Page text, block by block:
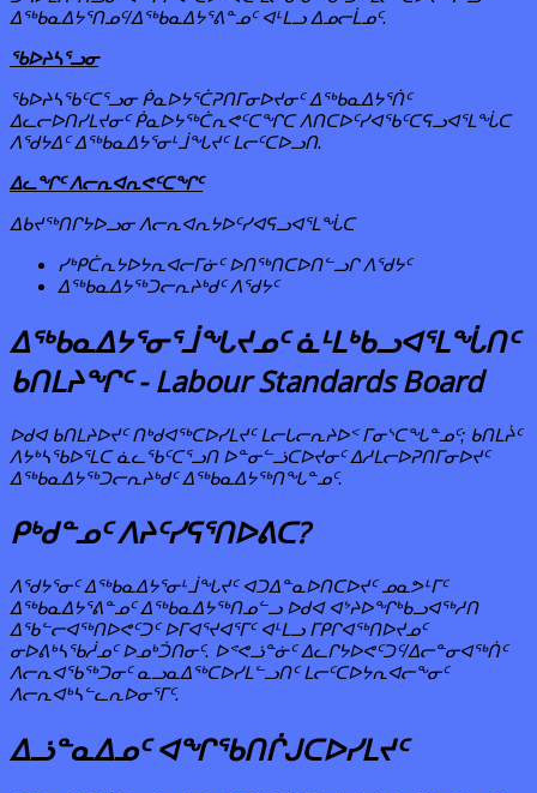
ᐃᖅᑲᓇᐃᔭᕐᑎᓄᑦ/ᐃᖅᑲᓇᐃᔭᕐᕕᓐᓄᑦ ᐊᒻᒪᓗ ᐃᓄᓕᒫᓄᑦ.
ᖃᐅᔨᓴᕐᓗᓂ
ᖃᐅᔨᓴᖃᑦᑕᕐᓗᓂ ᑮᓇᐅᔭᕐᑖᕈᑎᒥᓂᐅᔪᓂᑦ ᐃᖅᑲᓇᐃᔭᕐᑏᑦ
ᐃᓚᓕᐅᑎᓯᒪᔪᓂᑦ ᑮᓇᐅᔭᖅᑖᕆᕙᑦᑕᖏᑕ ᐱᑎᑕᐅᑦᓯᐊᖃᑦᑕᕋᓗᐊᕐᒪᖔᑕ
ᐱᖁᔭᐃᑦ ᐃᖅᑲᓇᐃᔭᕐᓂᒻᒨᖓᔪᑦ ᒪᓕᑦᑕᐅᓗᑎ.
ᐃᓚᖏᑦ ᐱᓕᕆᐊᕆᕙᑦᑕᖏᑦ
ᐃᑲᔪᖅᑎᒋᔭᐅᓗᓂ ᐱᓕᕆᐊᕆᔭᐅᑦᓯᐊᕋᓗᐊᕐᒪᖔᑕ
ᓯᒃᑭᑖᕆᔭᐅᔭᕆᐊᓕᒥᓃᑦ ᐅᑎᖅᑎᑕᐅᑎᓪᓗᒋ ᐱᖁᔭᑦ
ᐃᖅᑲᓇᐃᔭᖅᑐᓕᕆᔨᒃᑯᑦ ᐱᖁᔭᑦ
ᐃᖅᑲᓇᐃᔭᕐᓂᕐᒨᖓᔪᓄᑦ ᓈᒻᒪᒃᑲᓗᐊᕐᒪᖔᑎᑦ
ᑲᑎᒪᔨᖏᑦ- Labour Standards Board
ᐅᑯᐊ ᑲᑎᒪᔨᐅᔪᑦ ᑎᒃᑯᐊᖅᑕᐅᓯᒪᔪᑦ ᒪᓕᒐᓕᕆᔨᐅᑉ ᒥᓂᔅᑕᖓᓐᓄᑦ; ᑲᑎᒪᔩᑦ
ᐱᔭᒃᓴᖃᐅᕐᒪᑕ ᓈᓚᖃᑦᑕᕐᓗᑎ ᐅᓐᓂᓪᓘᑕᐅᔪᓂᑦ ᐃᓱᒪᓕᐅᕈᑎᒥᓂᐅᔪᑦ
ᐃᖅᑲᓇᐃᔭᖅᑐᓕᕆᔨᒃᑯᑦ ᐃᖅᑲᓇᐃᔭᖅᑎᖓᓐᓄᑦ.
ᑭᒃᑯᓐᓄᑦ ᐱᔨᑦᓯᕋᕐᑎᐅᕕᑕ?
ᐱᖁᔭᕐᓂᑦ ᐃᖅᑲᓇᐃᔭᕐᓂᒻᒨᖓᔪᑦ ᐊᑐᐃᓐᓇᐅᑎᑕᐅᔪᑦ ᓄᓇᕗᒻᒥᑦ
ᐃᖅᑲᓇᐃᔭᕐᕕᓐᓄᑦ ᐃᖅᑲᓇᐃᔭᖅᑎᓄᓪᓗ ᐅᑯᐊ ᐊᔾᔨᐅᖏᒃᑲᓗᐊᖅᓱᑎ
ᐃᖃᓪᓕᐊᖅᑎᐅᕙᑦᑐᑦ ᐅᒥᐊᕐᔪᐊᕐᒥᑦ ᐊᒻᒪᓗ ᒥᑭᒋᐊᖅᑎᐅᔪᓄᑦ
ᓂᐅᕕᒃᓴᖃᓲᓄᑦ ᐅᓄᒃᑑᑎᓂᑦ. ᐅᕝᕙᓘᓐᓃᑦ ᐃᓚᒋᔭᐅᕙᑦᑐᑦ/ᐃᓕᓐᓂᐊᖅᑏᑦ
ᐱᓕᕆᐊᖃᖅᑐᓂᑦ ᓇᓗᓇᐃᖅᑕᐅᓯᒪᓪᓗᑎᑦ ᒪᓕᑦᑕᐅᔭᕆᐊᓕᖕᓂᑦ
ᐱᓕᕆᐊᒃᓴᓪᓚᕆᐅᓂᕐᒥᑦ.
ᐃᓘᓐᓇᐃᓄᑦ ᐊᖏᖃᑎᒌᒍᑕᐅᓯᒪᔪᑦ